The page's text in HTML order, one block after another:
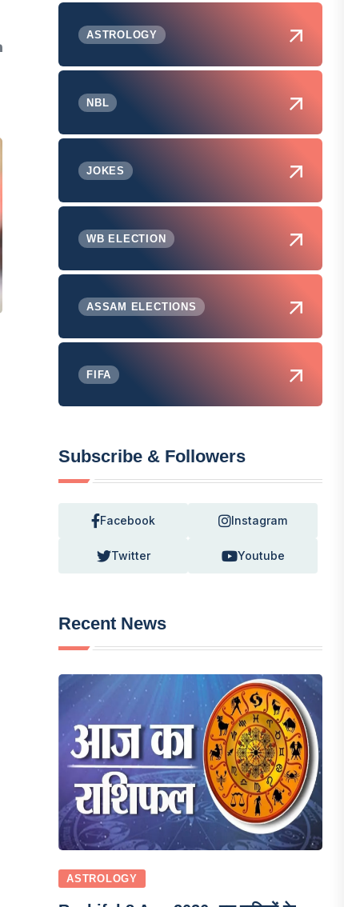
ASTROLOGY
NBL
JOKES
WB ELECTION
ASSAM ELECTIONS
FIFA
Subscribe & Followers
Facebook Instagram
Twitter Youtube
Recent News
ASTROLOGY